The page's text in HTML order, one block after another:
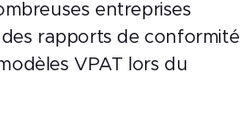
entreprises
rapports de conformité
VPAT lors du